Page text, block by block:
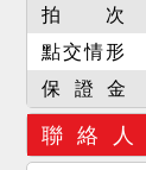
拍 次
點交情形
保 證 金
聯 絡 人